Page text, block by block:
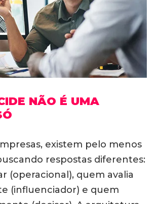
NÃO É UMA
existem pelo menos
respostas diferentes:
(operacional), quem avalia
(influenciador) e quem